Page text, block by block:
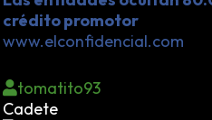
crédito promotor
www.elconfidencial.com
tomatito93
Cadete